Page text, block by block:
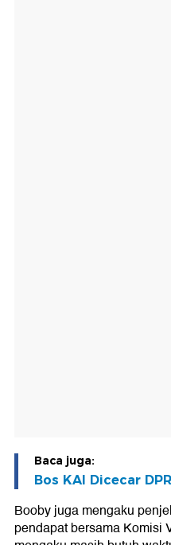
Baca juga:
Bos KAI Dicecar
Booby juga mengaku
pendapat bersama Komisi